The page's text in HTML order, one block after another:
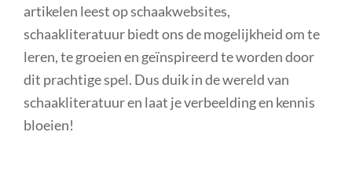
artikelen leest op schaakwebsites,
schaakliteratuur biedt ons de mogelijkheid om te
leren, te groeien en geïnspireerd te worden door
dit prachtige spel. Dus duik in de wereld van
schaakliteratuur en laat je verbeelding en kennis
bloeien!